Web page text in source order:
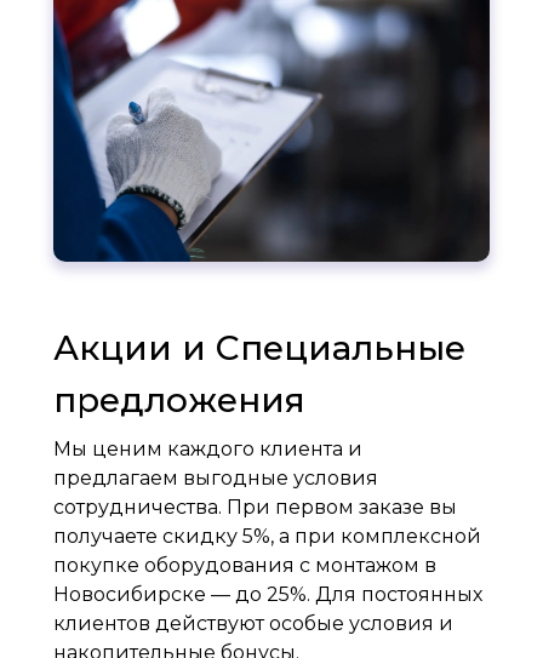
Акции и Специальные
предложения
Мы ценим каждого клиента и
предлагаем выгодные условия
сотрудничества. При первом заказе вы
получаете скидку 5%, а при комплексной
покупке оборудования с монтажом в
Новосибирске — до 25%. Для постоянных
клиентов действуют особые условия и
накопительные бонусы.